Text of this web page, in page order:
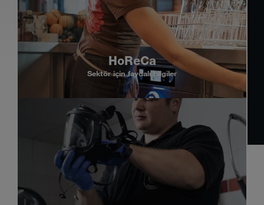
HoReCa
Sektör için faydalı bilgiler